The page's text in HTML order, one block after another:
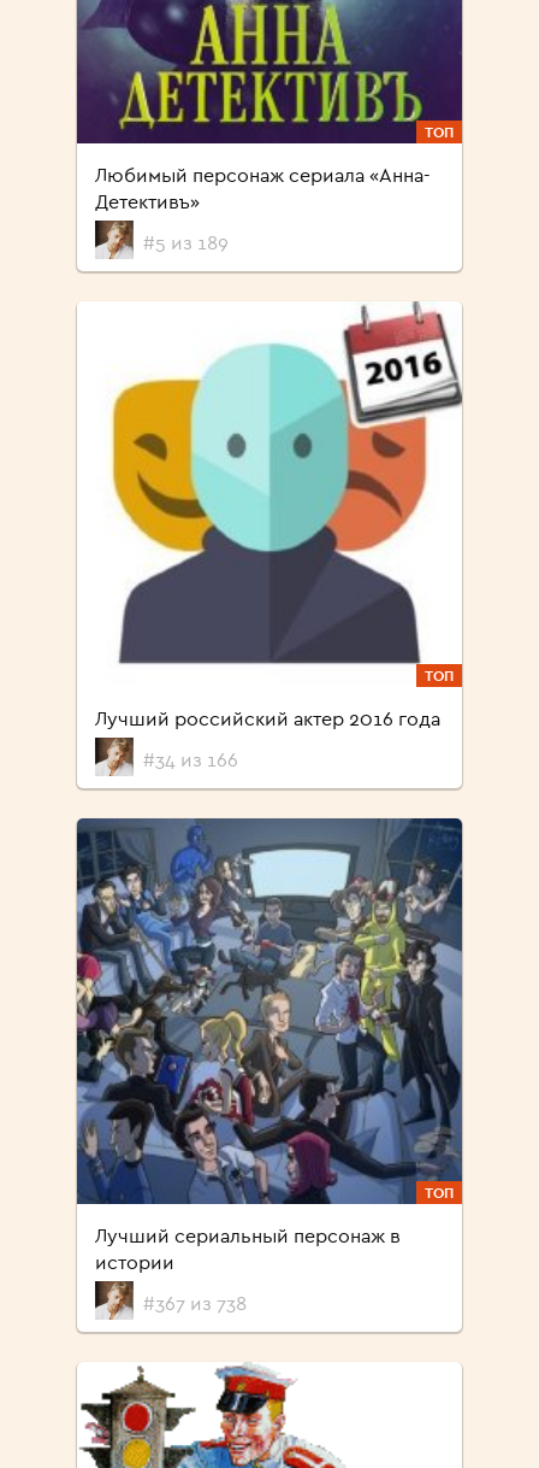
ТОП
Любимый персонаж сериала «Анна-
Детективъ»
#5 из 189
ТОП
Лучший российский актер 2016 года
#34 из 166
ТОП
Лучший сериальный персонаж в
истории
#367 из 738